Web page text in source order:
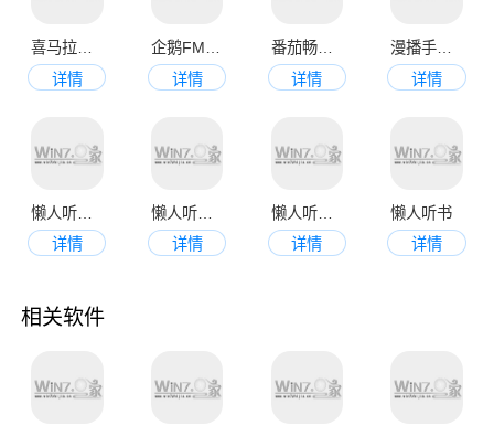
喜马拉雅听书最新版app
详情
企鹅FM最新版
详情
番茄畅听最新版本
详情
漫播手机版
详情
懒人听书app官网最新版
详情
懒人听书手机版
详情
懒人听书手机版
详情
懒人听书
详情
相关软件